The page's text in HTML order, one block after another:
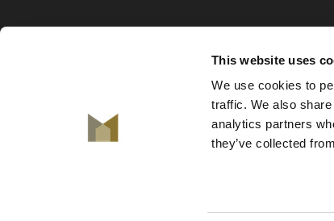
This website uses
We use cookies to
traffic. We also
analytics partners
they’ve collected